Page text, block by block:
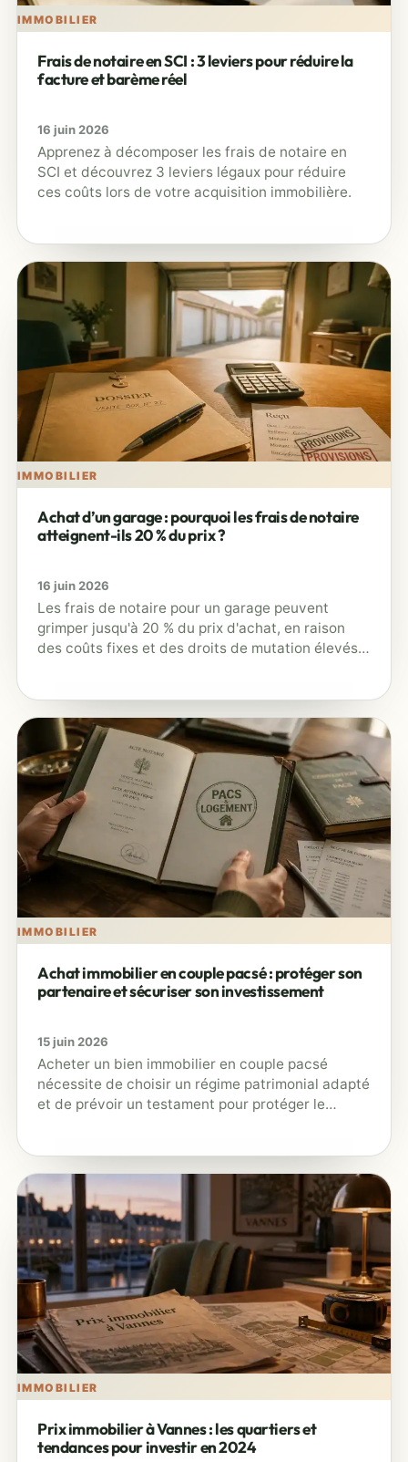
IMMOBILIER
Frais de notaire en SCI : 3 leviers pour réduire la
facture et barème réel
16 juin 2026
Apprenez à décomposer les frais de notaire en
SCI et découvrez 3 leviers légaux pour réduire
ces coûts lors de votre acquisition immobilière.
IMMOBILIER
Achat d’un garage : pourquoi les frais de notaire
atteignent-ils 20 % du prix ?
16 juin 2026
Les frais de notaire pour un garage peuvent
grimper jusqu'à 20 % du prix d'achat, en raison
des coûts fixes et des droits de mutation élevés.
IMMOBILIER
Achat immobilier en couple pacsé : protéger son
partenaire et sécuriser son investissement
15 juin 2026
Acheter un bien immobilier en couple pacsé
nécessite de choisir un régime patrimonial adapté
et de prévoir un testament pour protéger le
IMMOBILIER
Prix immobilier à Vannes : les quartiers et
tendances pour investir en 2024